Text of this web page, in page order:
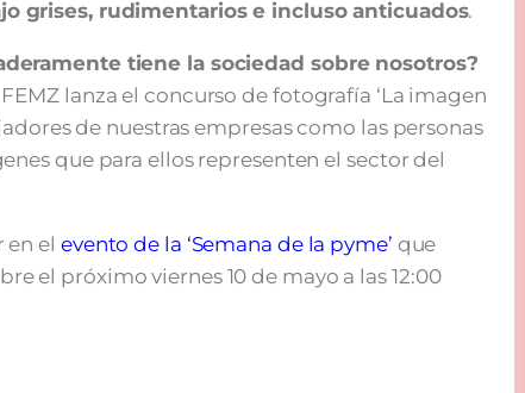
grises, rudimentarios e incluso anticuados.
tiene la sociedad sobre nosotros?
lanza el concurso de fotografía ‘La imagen
de nuestras empresas como las personas
que para ellos representen el sector del
en el evento de la ‘Semana de la pyme’ que
el próximo viernes 10 de mayo a las 12:00